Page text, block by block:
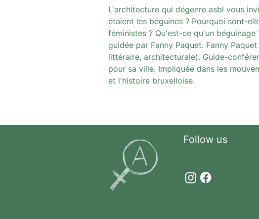
L'architecture qui dégenre asbl vous
étaient les béguines ? Pourquoi sont-
féministes ? Qu'est-ce qu'un
guidée par Fanny Paquet. Fanny
littéraire, architecturale). Guide-
pour sa ville. Impliquée dans les
et l'histoire bruxelloise.
Follow us